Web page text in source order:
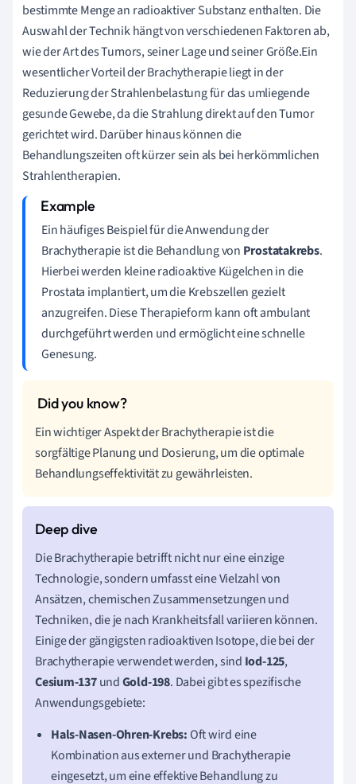
bestimmte Menge an radioaktiver Substanz enthalten. Die
Auswahl der Technik hängt von verschiedenen Faktoren ab,
wie der Art des Tumors, seiner Lage und seiner Größe.Ein
wesentlicher Vorteil der Brachytherapie liegt in der
Reduzierung der Strahlenbelastung für das umliegende
gesunde Gewebe, da die Strahlung direkt auf den Tumor
gerichtet wird. Darüber hinaus können die
Behandlungszeiten oft kürzer sein als bei herkömmlichen
Strahlentherapien.
Ein häufiges Beispiel für die Anwendung der
Brachytherapie ist die Behandlung von Prostatakrebs.
Hierbei werden kleine radioaktive Kügelchen in die
Prostata implantiert, um die Krebszellen gezielt
anzugreifen. Diese Therapieform kann oft ambulant
durchgeführt werden und ermöglicht eine schnelle
Genesung.
Ein wichtiger Aspekt der Brachytherapie ist die
sorgfältige Planung und Dosierung, um die optimale
Behandlungseffektivität zu gewährleisten.
Die Brachytherapie betrifft nicht nur eine einzige
Technologie, sondern umfasst eine Vielzahl von
Ansätzen, chemischen Zusammensetzungen und
Techniken, die je nach Krankheitsfall variieren können.
Einige der gängigsten radioaktiven Isotope, die bei der
Brachytherapie verwendet werden, sind Iod-125,
Cesium-137undGold-198. Dabei gibt es spezifische
Anwendungsgebiete:
Hals-Nasen-Ohren-Krebs:Oft wird eine
Kombination aus externer und Brachytherapie
eingesetzt, um eine effektive Behandlung zu